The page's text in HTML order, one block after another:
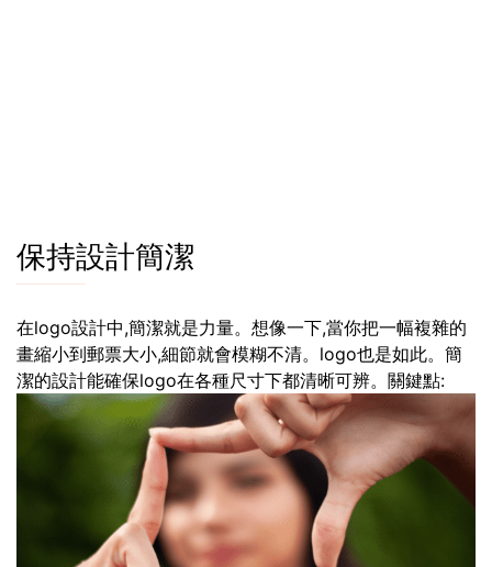
保持設計簡潔
在logo設計中,簡潔就是力量。想像一下,當你把一幅複雜的
畫縮小到郵票大小,細節就會模糊不清。logo也是如此。簡
潔的設計能確保logo在各種尺寸下都清晰可辨。關鍵點: